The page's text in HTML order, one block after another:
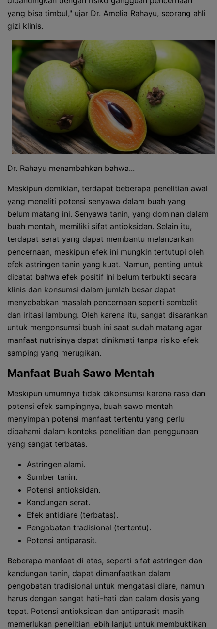
yang bisa timbul," ujar Dr. Amelia Rahayu, seorang ahli
gizi klinis.
Dr. Rahayu menambahkan bahwa...
Meskipun demikian, terdapat beberapa penelitian awal
yang meneliti potensi senyawa dalam buah yang
belum matang ini. Senyawa tanin, yang dominan dalam
buah mentah, memiliki sifat antioksidan. Selain itu,
terdapat serat yang dapat membantu melancarkan
pencernaan, meskipun efek ini mungkin tertutupi oleh
efek astringen tanin yang kuat. Namun, penting untuk
dicatat bahwa efek positif ini belum terbukti secara
klinis dan konsumsi dalam jumlah besar dapat
menyebabkan masalah pencernaan seperti sembelit
dan iritasi lambung. Oleh karena itu, sangat disarankan
untuk mengonsumsi buah ini saat sudah matang agar
manfaat nutrisinya dapat dinikmati tanpa risiko efek
samping yang merugikan.
Manfaat Buah Sawo Mentah
Meskipun umumnya tidak dikonsumsi karena rasa dan
potensi efek sampingnya, buah sawo mentah
menyimpan potensi manfaat tertentu yang perlu
dipahami dalam konteks penelitian dan penggunaan
yang sangat terbatas.
Astringen alami.
Sumber tanin.
Potensi antioksidan.
Kandungan serat.
Efek antidiare (terbatas).
Pengobatan tradisional (tertentu).
Potensi antiparasit.
Beberapa manfaat di atas, seperti sifat astringen dan
kandungan tanin, dapat dimanfaatkan dalam
pengobatan tradisional untuk mengatasi diare, namun
harus dengan sangat hati-hati dan dalam dosis yang
tepat. Potensi antioksidan dan antiparasit masih
memerlukan penelitian lebih lanjut untuk membuktikan